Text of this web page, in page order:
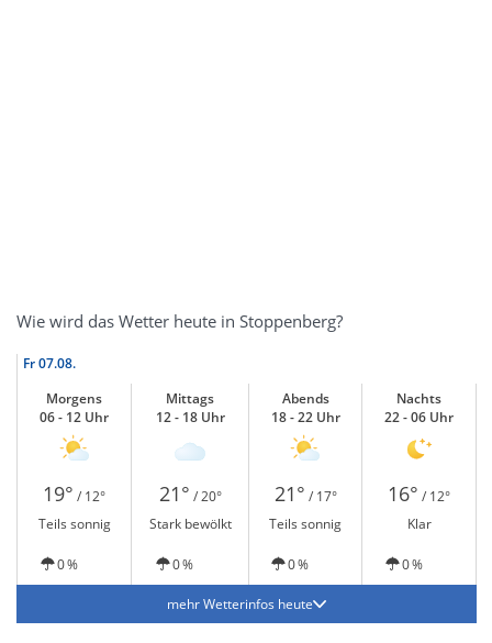
Wie wird das Wetter heute in Stoppenberg?
Fr07.08.
Morgens
06 - 12 Uhr
Mittags
12 - 18 Uhr
Abends
18 - 22 Uhr
Nachts
22 - 06 Uhr
19° / 12° 21° / 20° 21° / 17° 16° / 12°
Teils sonnig
Stark bewölkt Teils sonnig Klar
0 % 0 % 0 % 0 %
mehr Wetterinfos heute